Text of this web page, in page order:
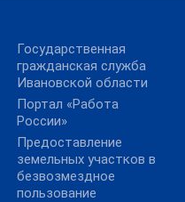
Государственная
гражданская служба
Ивановской области
Портал «Работа
России»
Предоставление
земельных участков в
безвозмездное
пользование